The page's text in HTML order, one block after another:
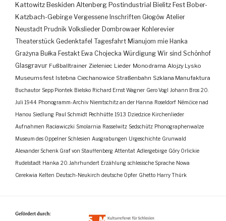
Kattowitz Beskiden Altenberg Postindustrial Bielitz Fest Bober-
Katzbach-Gebirge Vergessene Inschriften Głogów Atelier
Neustadt Prudnik Volkslieder Dombrowaer Kohlerevier
Theaterstück Gedenktafel Tagesfahrt Mianujom mie Hanka
Grażyna Bułka Festakt Ewa Chojecka Würdigung Wir sind Schönhof
Glasgravur Fußballtrainer Zieleniec Lieder Monodrama Alojzy Lysko
Museumsfest Istebna Ciechanowice Straßenbahn Szklana Manufaktura
Buchautor Sepp Piontek Bielsko Richard Ernst Wagner Gero Vogl Johann Bros 20.
Juli 1944 Phonogramm-Archiv Niemtschitz an der Hanna Roseldorf Némčice nad
Hanou Siedlung Paul Schmidt Pechhütte 1913 Dziedzice Kirchenlieder
Aufnahmen Racławiczki Smolarnia Rasselwitz Sedschütz Phonographenwalze
Museum des Oppelner Schlesien Ausgrabungen Urgeschichte Grunwald
Alexander Schenk Graf von Stauffenberg Attentat Adlergebirge Góry Orlickie
Rudelstadt Hanka 20. Jahrhundert Erzählung schlesische Sprache Nowa
Cerekwia Kelten Deutsch-Neukirch deutsche Opfer Ghetto Harry Thürk